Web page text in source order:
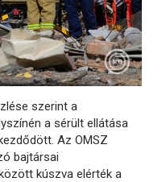
szerint a
a sérült ellátása
Az OMSZ
bajtársai
kúszva elérték a